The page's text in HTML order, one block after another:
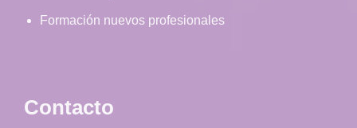
Formación nuevos profesionales
Contacto